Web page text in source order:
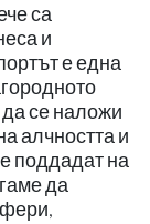
са
и
е една
се наложи
алчността и
поддадат на
да